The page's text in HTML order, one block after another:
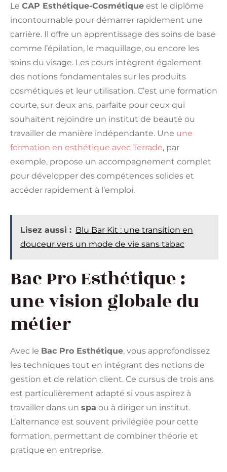
Le CAP Esthétique-Cosmétique est le diplôme
incontournable pour démarrer rapidement une
carrière. Il offre un apprentissage des soins de base
comme l’épilation, le maquillage, ou encore les
soins du visage. Les cours intègrent également
des notions fondamentales sur les produits
cosmétiques et leur utilisation. C’est une formation
courte, sur deux ans, parfaite pour ceux qui
souhaitent rejoindre un institut de beauté ou
travailler de manière indépendante. Une une
formation en esthétique avec Terrade, par
exemple, propose un accompagnement complet
pour développer des compétences solides et
accéder rapidement à l’emploi.
Lisez aussi : Blu Bar Kit : une transition en
douceur vers un mode de vie sans tabac
Bac Pro Esthétique :
une vision globale du
métier
Avec le Bac Pro Esthétique, vous approfondissez
les techniques tout en intégrant des notions de
gestion et de relation client. Ce cursus de trois ans
est particulièrement adapté si vous aspirez à
travailler dans un spa ou à diriger un institut.
L’alternance est souvent privilégiée pour cette
formation, permettant de combiner théorie et
pratique en entreprise.